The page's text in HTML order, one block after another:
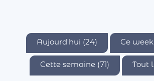
Aujourd'hui (24) Ce